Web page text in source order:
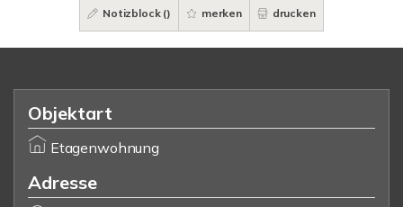
Notizblock () merken drucken
Objektart
Etagenwohnung
Adresse